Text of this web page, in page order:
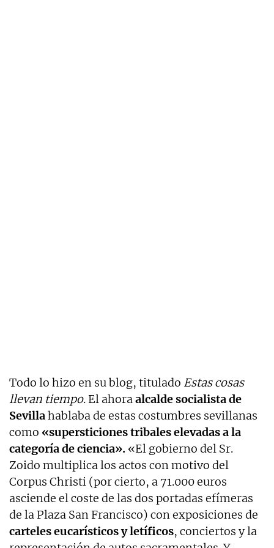
Todo lo hizo en su blog, titulado Estas cosas
llevan tiempo. El ahoraalcalde socialista de
Sevillahablaba de estas costumbres sevillanas
como «supersticiones tribales elevadas a la
categoría de ciencia». «El gobierno del Sr.
Zoido multiplica los actos con motivo del
Corpus Christi (por cierto, a 71.000 euros
asciende el coste de las dos portadas efímeras
de la Plaza San Francisco) con exposiciones de
carteles eucarísticos y letíficos, conciertos y la